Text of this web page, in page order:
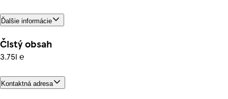
Ďalšie informácie
Čistý obsah
3.75l ℮
Kontaktná adresa